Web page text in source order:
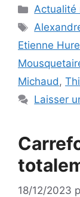
Actualité
Etienne
Michaud,
Laisser
18/12/2023